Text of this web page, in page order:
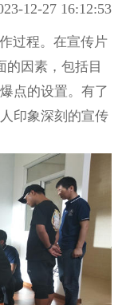
12-27 16:12:53
过程。在宣传片
的因素，包括目
点的设置。有了
印象深刻的宣传